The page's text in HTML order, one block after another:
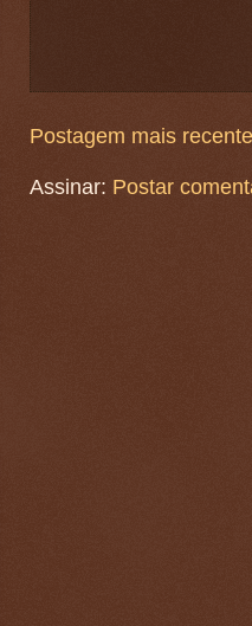
Postagem mais recente
Assinar: Postar